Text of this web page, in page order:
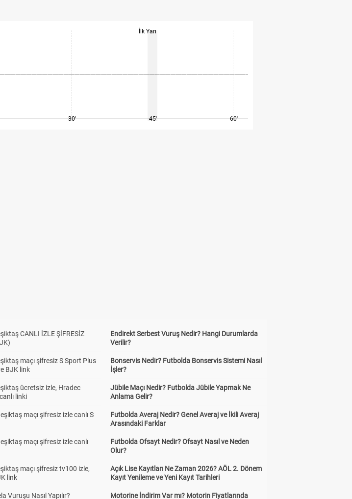
30'
İlk Yarı
45' 60'
CANLI İZLE ŞİFRESİZ
maçı şifresiz S Sport Plus
BJK link
ücretsiz izle, Hradec
linki
maçı şifresiz izle canlı S
maçı şifresiz izle canlı
maçı şifresiz tv100 izle,
link
Vuruşu Nasıl Yapılır?
Endirekt Serbest Vuruş Nedir? Hangi Durumlarda
Verilir?
Bonservis Nedir? Futbolda Bonservis Sistemi Nasıl
İşler?
Jübile Maçı Nedir? Futbolda Jübile Yapmak Ne
Anlama Gelir?
Futbolda Averaj Nedir? Genel Averaj ve İkili Averaj
Arasındaki Farklar
Futbolda Ofsayt Nedir? Ofsayt Nasıl ve Neden
Olur?
Açık Lise Kayıtları Ne Zaman 2026? AÖL 2. Dönem
Kayıt Yenileme ve Yeni Kayıt Tarihleri
Motorine İndirim Var mı? Motorin Fiyatlarında